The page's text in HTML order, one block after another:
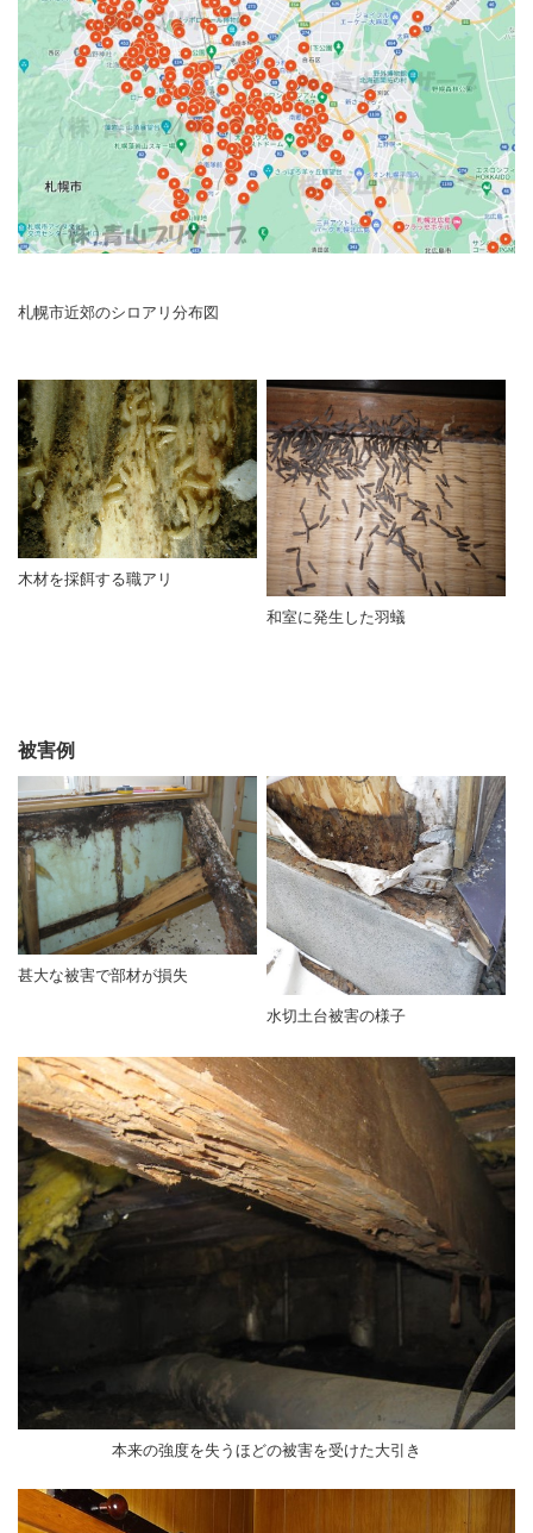
札幌市近郊のシロアリ分布図
木材を採餌する職アリ
和室に発生した羽蟻
被害例
甚大な被害で部材が損失
水切土台被害の様子
本来の強度を失うほどの被害を受けた大引き